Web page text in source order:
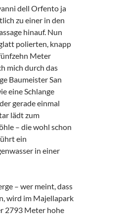
dell Orfento ja
zu einer in den
hinauf. Nun
polierten, knapp
Meter
mich durch das
Baumeister San
eine Schlange
gerade einmal
lädt zum
– die wohl schon
ein
in einer
– wer meint, dass
wird im Majellapark
2793 Meter hohe